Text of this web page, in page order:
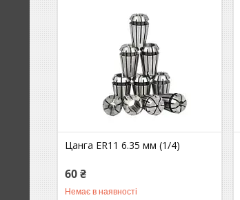
Цанга ER11 6.35 мм (1/4)
60 ₴
Немає в наявності